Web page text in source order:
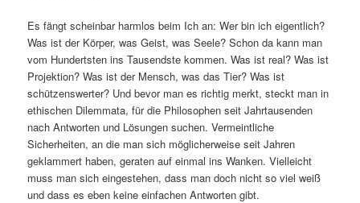
Es fängt scheinbar harmlos beim Ich an: Wer bin ich eigentlich?
Was ist der Körper, was Geist, was Seele? Schon da kann man
vom Hundertsten ins Tausendste kommen. Was ist real? Was ist
Projektion? Was ist der Mensch, was das Tier? Was ist
schützenswerter? Und bevor man es richtig merkt, steckt man in
ethischen Dilemmata, für die Philosophen seit Jahrtausenden
nach Antworten und Lösungen suchen. Vermeintliche
Sicherheiten, an die man sich möglicherweise seit Jahren
geklammert haben, geraten auf einmal ins Wanken. Vielleicht
muss man sich eingestehen, dass man doch nicht so viel weiß
und dass es eben keine einfachen Antworten gibt.